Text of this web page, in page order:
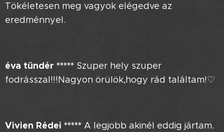
Tökéletesen meg vagyok elégedve az
eredménnyel.😊
éva tündér ***** Szuper hely szuper
fodrásszal!!!Nagyon örülök,hogy rád találtam!♡
Vivien Rédei ***** A legjobb akinél eddig jártam.